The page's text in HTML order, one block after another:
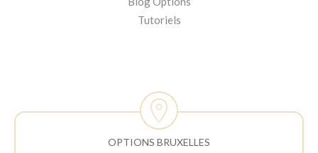
Tutoriels
OPTIONS BRUXELLES